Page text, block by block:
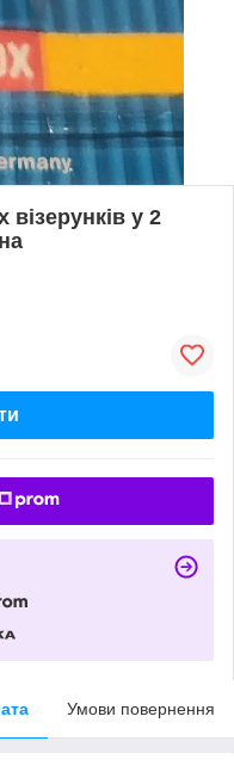
у 2
Умови повернення